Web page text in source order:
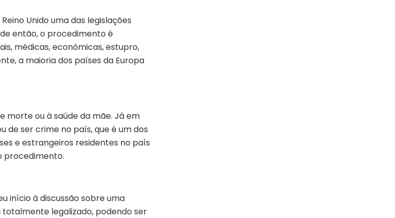
Unido uma das legislações
então, o procedimento é
médicas, econômicas, estupro,
a maioria dos países da Europa
morte ou à saúde da mãe. Já em
de ser crime no país, que é um dos
e estrangeiros residentes no país
procedimento.
início à discussão sobre uma
totalmente legalizado, podendo ser